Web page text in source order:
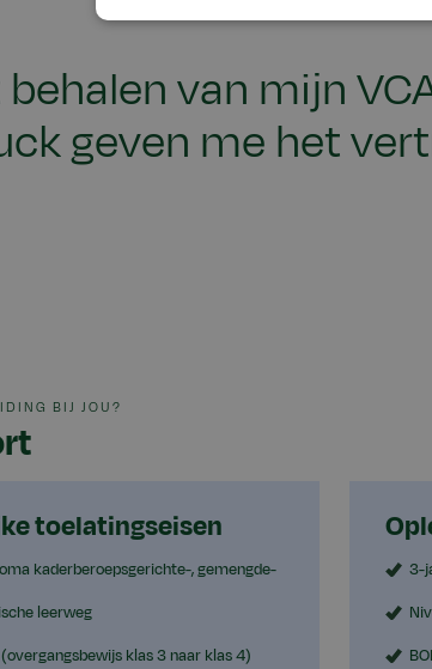
behalen van mijn
geven me het
BIJ JOU?
toelatingseisen
kaderberoepsgerichte-, gemengde-
leerweg
klas 3 naar klas 4)
3-